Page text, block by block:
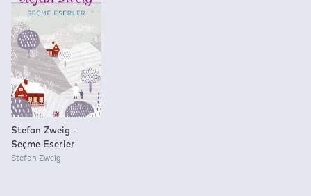
Stefan Zweig -
Seçme Eserler
Stefan Zweig